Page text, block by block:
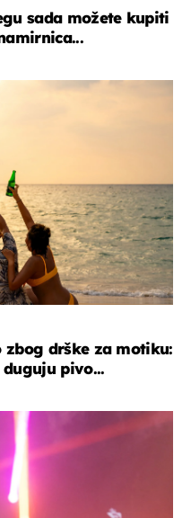
sada možete kupiti
zbog drške za motiku:
pivo...